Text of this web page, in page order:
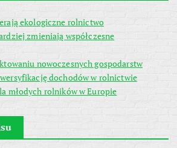
ekologiczne rolnictwo
zmieniają współczesne
nowoczesnych gospodarstw
dochodów w rolnictwie
młodych rolników w Europie